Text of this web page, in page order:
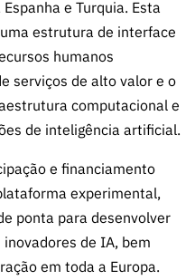
e Turquia. Esta
estrutura de interface
humanos
serviços de alto valor e o
computacional e
de inteligência artificial.
e financiamento
experimental,
ponta para desenvolver
de IA, bem
em toda a Europa.